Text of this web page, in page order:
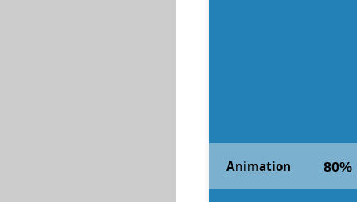
Animation 80%